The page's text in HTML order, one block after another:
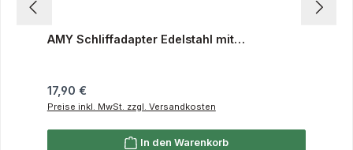
AMY Schliffadapter Edelstahl mit
Regulärer Preis:
17,90 €
Preise inkl. MwSt. zzgl. Versandkosten
In den Warenkorb